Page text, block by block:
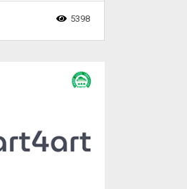
5398